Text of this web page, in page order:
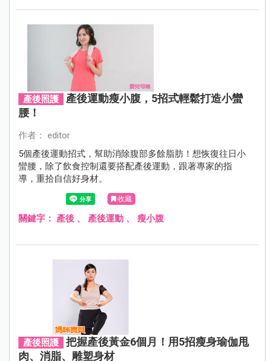
產後照護
產後運動瘦小腹，5招式輕鬆打造小蠻
腰！
作者： editor
5個產後運動招式，幫助消除腹部多餘脂肪！想恢復往日小
蠻腰，除了飲食控制還要搭配產後運動，跟著專家的指
導，重拾自信好身材。
收藏
關鍵字： 產後、 產後運動、 瘦小腹
產後照護
把握產後黃金6個月！用5招瘦身瑜伽甩
肉、消脂、雕塑身材